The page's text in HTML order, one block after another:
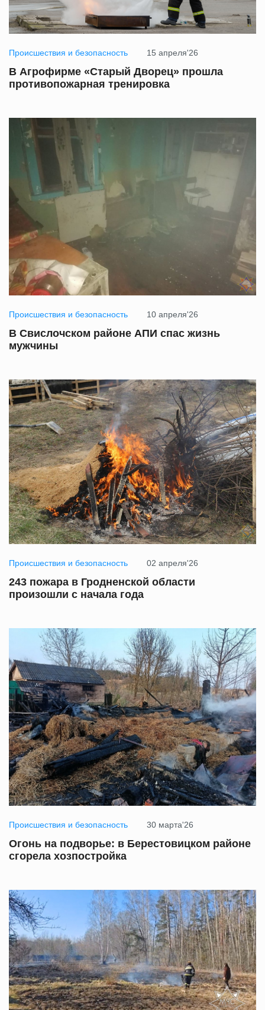
Происшествия и безопасность 15 апреля'26
В Агрофирме «Старый Дворец» прошла
противопожарная тренировка
Происшествия и безопасность 10 апреля'26
В Свислочском районе АПИ спас жизнь
мужчины
Происшествия и безопасность 02 апреля'26
243 пожара в Гродненской области
произошли с начала года
Происшествия и безопасность 30 марта'26
Огонь на подворье: в Берестовицком районе
сгорела хозпостройка